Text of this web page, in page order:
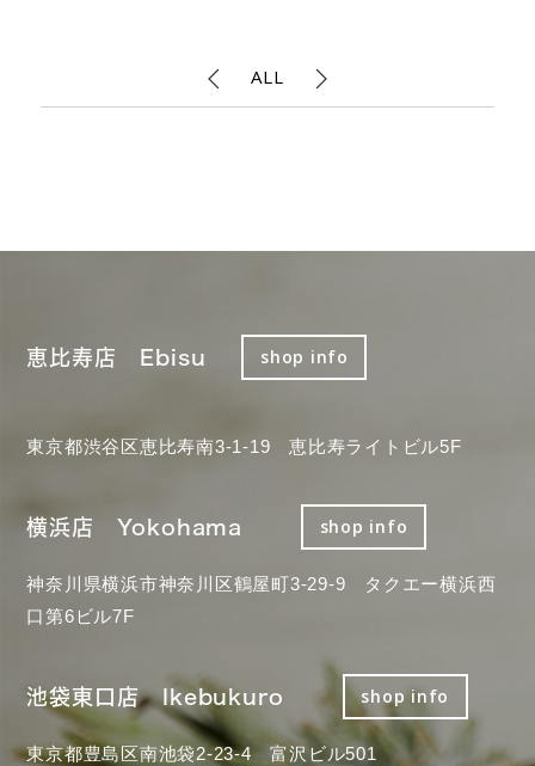
ALL
恵比寿店 Ebisu shop info
東京都渋谷区恵比寿南3-1-19 恵比寿ライトビル5F
横浜店 Yokohama shop info
神奈川県横浜市神奈川区鶴屋町3-29-9 タクエー横浜西
口第6ビル7F
池袋東口店 Ikebukuro shop info
東京都豊島区南池袋2-23-4 富沢ビル501